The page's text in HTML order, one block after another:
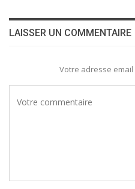
LAISSER UN COMMENTAIRE
Votre adresse